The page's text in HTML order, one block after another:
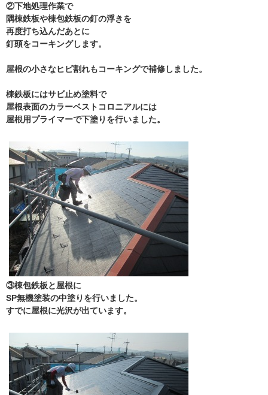
②下地処理作業で
隅棟鉄板や棟包鉄板の釘の浮きを
再度打ち込んだあとに
釘頭をコーキングします。
屋根の小さなヒビ割れもコーキングで補修しました。
棟鉄板にはサビ止め塗料で
屋根表面のカラーベストコロニアルには
屋根用プライマーで下塗りを行いました。
③棟包鉄板と屋根に
SP無機塗装の中塗りを行いました。
すでに屋根に光沢が出ています。